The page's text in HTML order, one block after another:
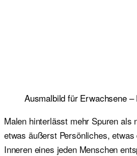
Ausmalbild für Erwachsene –
​Malen hinterlässt mehr Spuren als
etwas äußerst Persönliches,
Inneren eines jeden Menschen